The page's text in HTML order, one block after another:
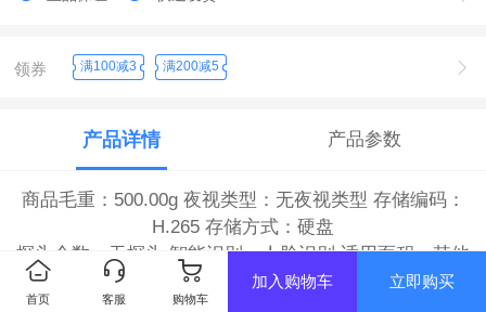
领券 满100减3 满200减5
产品详情 产品参数
商品毛重：500.00g 夜视类型：无夜视类型 存储编码：
H.265 存储方式：硬盘
探头个数：无探头 智能识别：人脸识别 适用面积：其他
监控类型：硬盘录像机
首页 客服 购物车
加入购物车 立即购买